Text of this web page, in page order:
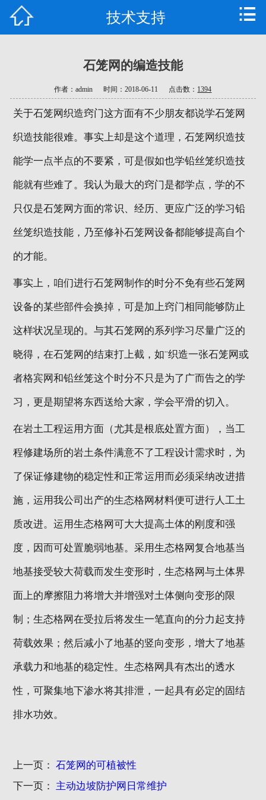
技术支持
工程案例
荣誉资质
地区分站
技术支持
石笼网的编造技能
作者：admin 时间：2018-06-11 点击数： 1394
关于石笼网织造窍门这方面有不少朋友都说学石笼网
织造技能很难。事实上却是这个道理，石笼网织造技
能学一点半点的不要紧，可是假如也学铅丝笼织造技
能就有些难了。我认为最大的窍门是都学点，学的不
只仅是石笼网方面的常识、经历、更应广泛的学习铅
丝笼织造技能，乃至修补石笼网设备都能够提高自个
的才能。
事实上，咱们进行石笼网制作的时分不免有些石笼网
设备的某些部件会换掉，可是加上窍门相同能够防止
这样状况呈现的。与其石笼网的系列学习尽量广泛的
晓得，在石笼网的结束打上截，如¨织造一张石笼网或
者格宾网和铅丝笼这个时分不只是为了广而告之的学
习，更是期望将东西送给大家，学会平滑的切入。
在岩土工程运用方面（尤其是根底处置方面），当工
程修建场所的岩土条件满意不了工程设计需求时，为
了保证修建物的稳定性和正常运用而必须采纳改进措
施，运用我公司出产的生态格网材料便可进行人工土
质改进。运用生态格网可大大提高土体的刚度和强
度，因而可处置脆弱地基。采用生态格网复合地基当
地基接受较大荷载而发生变形时，生态格网与土体界
面上的摩擦阻力将增大并增强对土体侧向变形的限
制；生态格网在受拉后将发生一笔直向的分力起支持
荷载效果；然后减小了地基的竖向变形，增大了地基
承载力和地基的稳定性。生态格网具有杰出的透水
性，可聚集地下渗水将其排泄，一起具有必定的固结
排水功效。
上一页： 石笼网的可植被性
下一页： 主动边坡防护网日常维护